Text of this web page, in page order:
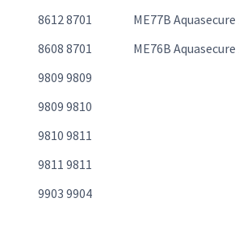
8612 8701
ME77B Aquasecure
8608 8701
ME76B Aquasecure
9809 9809
9809 9810
9810 9811
9811 9811
9903 9904